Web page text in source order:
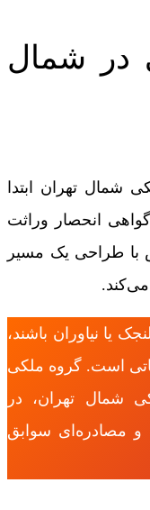
در شمال
شمال تهران ابتدا
انحصار وراثت
با طراحی یک مسیر
یا نیاوران باشند،
است. گروه ملکی
شمال تهران، در
و مصادره‌ای سوابق